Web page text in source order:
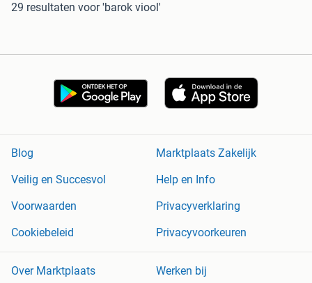
29 resultaten voor 'barok viool'
Blog
Marktplaats Zakelijk
Veilig en Succesvol
Help en Info
Voorwaarden
Privacyverklaring
Cookiebeleid
Privacyvoorkeuren
Over Marktplaats Werken bij